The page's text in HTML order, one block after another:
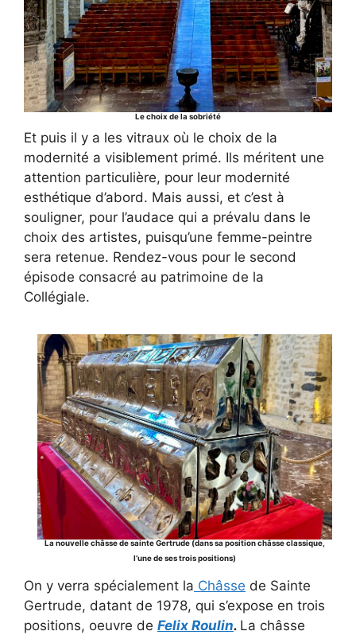
Le choix de la sobriété
Et puis il y a les vitraux où le choix de la
modernité a visiblement primé. Ils méritent une
attention particulière, pour leur modernité
esthétique d’abord. Mais aussi, et c’est à
souligner, pour l’audace qui a prévalu dans le
choix des artistes, puisqu’une femme-peintre
sera retenue. Rendez-vous pour le second
épisode consacré au patrimoine de la
Collégiale.
La nouvelle châsse de sainte Gertrude (dans sa position châsse classique,
l’une de ses trois positions)
On y verra spécialement la Châsse de Sainte
Gertrude, datant de 1978, qui s’expose en trois
positions, oeuvre de Felix Roulin. La châsse